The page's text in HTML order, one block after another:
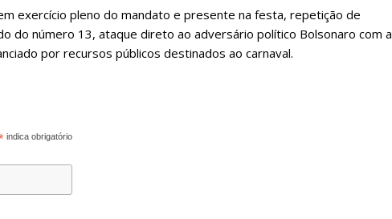
exercício pleno do mandato e presente na festa, repetição de
do número 13, ataque direto ao adversário político Bolsonaro com a
por recursos públicos destinados ao carnaval.
indica obrigatório